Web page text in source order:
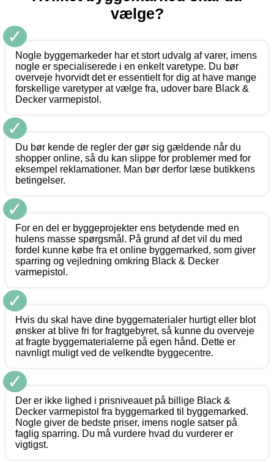
vælge?
✓
Nogle byggemarkeder har et stort udvalg af varer, imens
nogle er specialiserede i en enkelt varetype. Du bør
overveje hvorvidt det er essentielt for dig at have mange
forskellige varetyper at vælge fra, udover bare Black &
Decker varmepistol.
✓
Du bør kende de regler der gør sig gældende når du
shopper online, så du kan slippe for problemer med for
eksempel reklamationer. Man bør derfor læse butikkens
betingelser.
✓
For en del er byggeprojekter ens betydende med en
hulens masse spørgsmål. På grund af det vil du med
fordel kunne købe fra et online byggemarked, som giver
sparring og vejledning omkring Black & Decker
varmepistol.
✓
Hvis du skal have dine byggematerialer hurtigt eller blot
ønsker at blive fri for fragtgebyret, så kunne du overveje
at fragte byggematerialerne på egen hånd. Dette er
navnligt muligt ved de velkendte byggecentre.
✓
Der er ikke lighed i prisniveauet på billige Black &
Decker varmepistol fra byggemarked til byggemarked.
Nogle giver de bedste priser, imens nogle satser på
faglig sparring. Du må vurdere hvad du vurderer er
vigtigst.